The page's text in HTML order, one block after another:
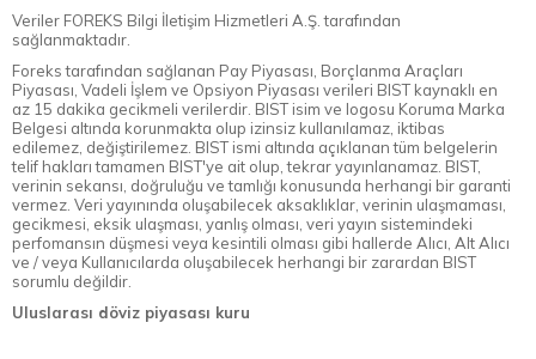
Veriler FOREKS Bilgi İletişim Hizmetleri A.Ş. tarafından
sağlanmaktadır.
Foreks tarafından sağlanan Pay Piyasası, Borçlanma Araçları
Piyasası, Vadeli İşlem ve Opsiyon Piyasası verileri BIST kaynaklı en
az 15 dakika gecikmeli verilerdir. BIST isim ve logosu Koruma Marka
Belgesi altında korunmakta olup izinsiz kullanılamaz, iktibas
edilemez, değiştirilemez. BIST ismi altında açıklanan tüm belgelerin
telif hakları tamamen BIST'ye ait olup, tekrar yayınlanamaz. BIST,
verinin sekansı, doğruluğu ve tamlığı konusunda herhangi bir garanti
vermez. Veri yayınında oluşabilecek aksaklıklar, verinin ulaşmaması,
gecikmesi, eksik ulaşması, yanlış olması, veri yayın sistemindeki
perfomansın düşmesi veya kesintili olması gibi hallerde Alıcı, Alt Alıcı
ve / veya Kullanıcılarda oluşabilecek herhangi bir zarardan BIST
sorumlu değildir.
Uluslarası döviz piyasası kuru